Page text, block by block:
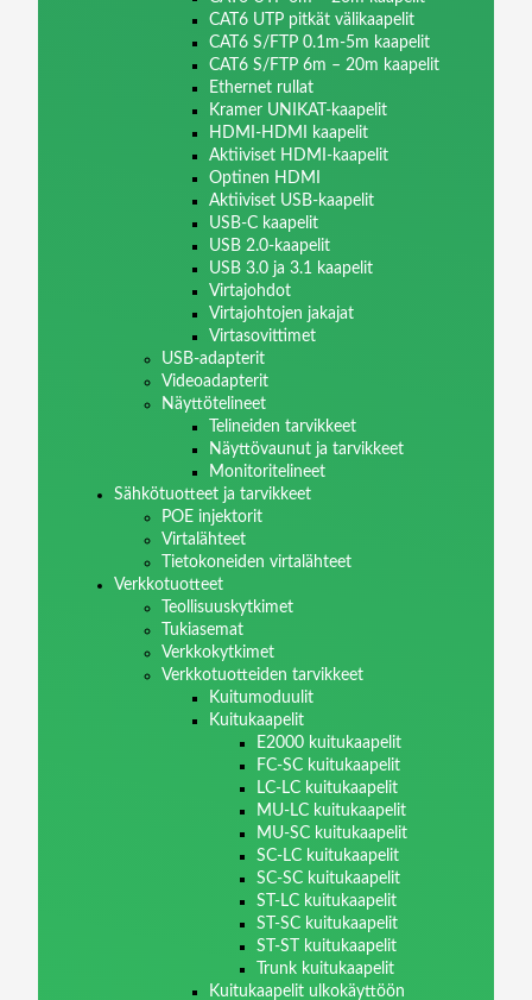
CAT6 UTP pitkät välikaapelit
CAT6 S/FTP 0.1m-5m kaapelit
CAT6 S/FTP 6m – 20m kaapelit
Ethernet rullat
Kramer UNIKAT-kaapelit
HDMI-HDMI kaapelit
Aktiiviset HDMI-kaapelit
Optinen HDMI
Aktiiviset USB-kaapelit
USB-C kaapelit
USB 2.0-kaapelit
USB 3.0 ja 3.1 kaapelit
Virtajohdot
Virtajohtojen jakajat
Virtasovittimet
USB-adapterit
Videoadapterit
Näyttötelineet
Telineiden tarvikkeet
Näyttövaunut ja tarvikkeet
Monitoritelineet
Sähkötuotteet ja tarvikkeet
POE injektorit
Virtalähteet
Tietokoneiden virtalähteet
Verkkotuotteet
Teollisuuskytkimet
Tukiasemat
Verkkokytkimet
Verkkotuotteiden tarvikkeet
Kuitumoduulit
Kuitukaapelit
E2000 kuitukaapelit
FC-SC kuitukaapelit
LC-LC kuitukaapelit
MU-LC kuitukaapelit
MU-SC kuitukaapelit
SC-LC kuitukaapelit
SC-SC kuitukaapelit
ST-LC kuitukaapelit
ST-SC kuitukaapelit
ST-ST kuitukaapelit
Trunk kuitukaapelit
Kuitukaapelit ulkokäyttöön